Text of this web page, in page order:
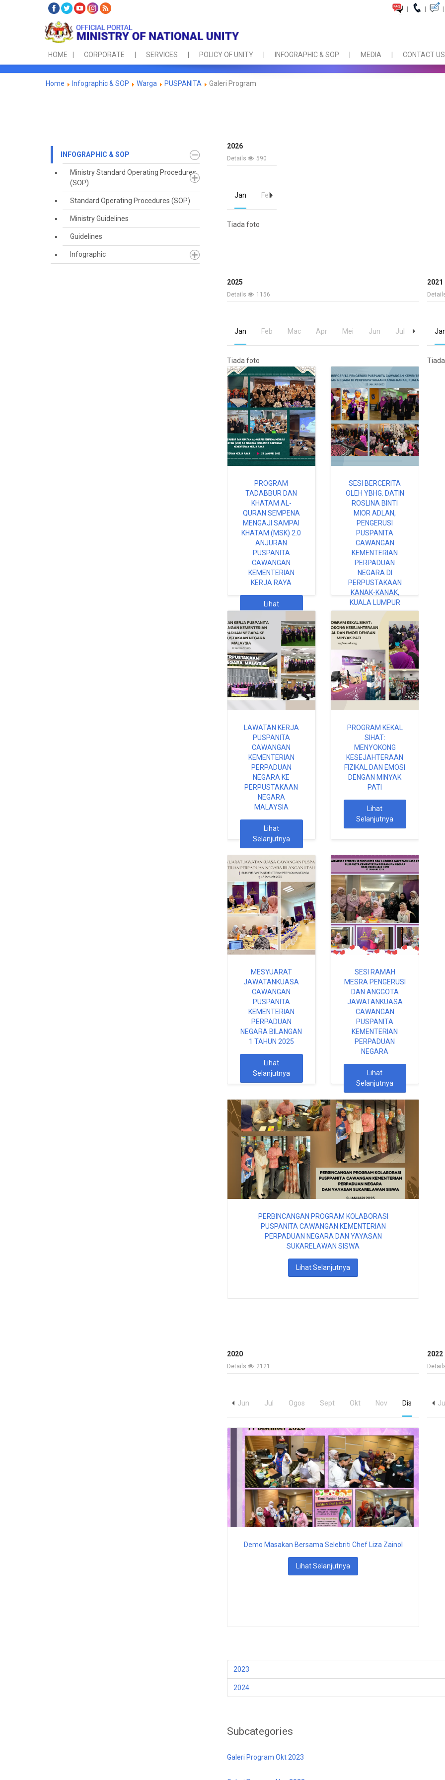
| | |
HOME CORPORATE SERVICES POLICY OF UNITY INFOGRAPHIC & SOP MEDIA CONTACT US
Home Infographic & SOP Warga PUSPANITA Galeri Program
INFOGRAPHIC & SOP
Ministry Standard Operating Procedures
(SOP)
Standard Operating Procedures (SOP)
Ministry Guidelines
Guidelines
Infographic
2026
Details 590
Jan Feb
Tiada foto
2025
Details 1156
Jan Feb Mac Apr Mei Jun Jul Ogos
Tiada foto
PROGRAM
TADABBUR DAN
KHATAM AL-
QURAN SEMPENA
MENGAJI SAMPAI
KHATAM (MSK) 2.0
ANJURAN
PUSPANITA
CAWANGAN
KEMENTERIAN
KERJA RAYA
Lihat
SESI BERCERITA
OLEH YBHG. DATIN
ROSLINA BINTI
MIOR ADLAN,
PENGERUSI
PUSPANITA
CAWANGAN
KEMENTERIAN
PERPADUAN
NEGARA DI
PERPUSTAKAAN
KANAK-KANAK,
KUALA LUMPUR
Lihat
Selanjutnya
LAWATAN KERJA
PUSPANITA
CAWANGAN
KEMENTERIAN
PERPADUAN
NEGARA KE
PERPUSTAKAAN
NEGARA
MALAYSIA
Lihat
Selanjutnya
PROGRAM KEKAL
SIHAT:
MENYOKONG
KESEJAHTERAAN
FIZIKAL DAN EMOSI
DENGAN MINYAK
PATI
Lihat
Selanjutnya
MESYUARAT
JAWATANKUASA
CAWANGAN
PUSPANITA
KEMENTERIAN
PERPADUAN
NEGARA BILANGAN
1 TAHUN 2025
Lihat
Selanjutnya
SESI RAMAH
MESRA PENGERUSI
DAN ANGGOTA
JAWATANKUASA
CAWANGAN
PUSPANITA
KEMENTERIAN
PERPADUAN
NEGARA
Lihat
Selanjutnya
PERBINCANGAN PROGRAM KOLABORASI
PUSPANITA CAWANGAN KEMENTERIAN
PERPADUAN NEGARA DAN YAYASAN
SUKARELAWAN SISWA
Lihat Selanjutnya
2021
2020
Details 2121
Jun Jul Ogos Sept Okt Nov Dis
Demo Masakan Bersama Selebriti Chef Liza Zainol
Lihat Selanjutnya
2022
Jan Feb Mac Apr
2023
2024
Subcategories
Galeri Program Okt 2023